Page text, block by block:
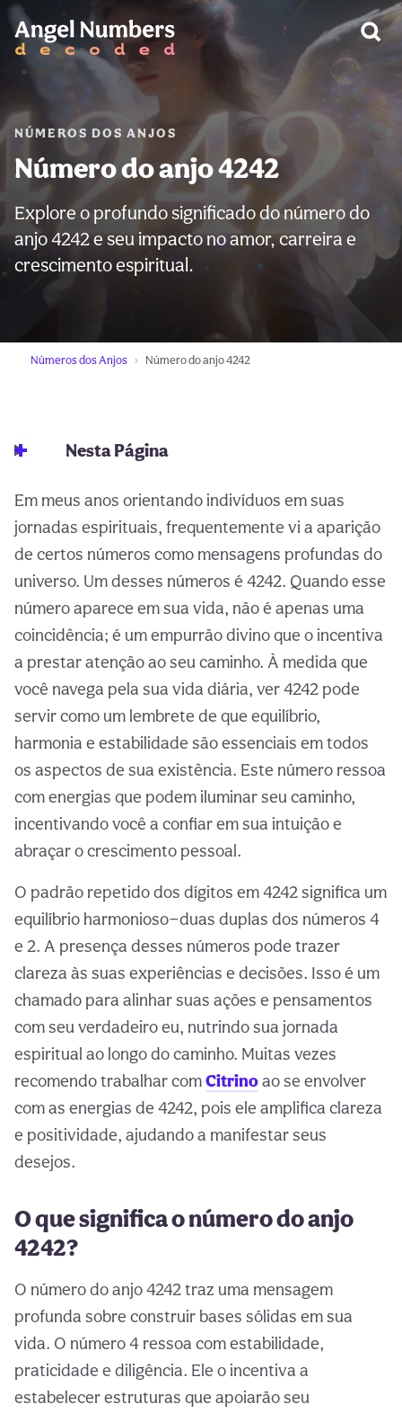
NÚMEROS DOS ANJOS
Número do anjo 4242
Explore o profundo significado do número do
anjo 4242 e seu impacto no amor, carreira e
crescimento espiritual.
Números dos Anjos Número do anjo 4242
Nesta Página
Em meus anos orientando indivíduos em suas
jornadas espirituais, frequentemente vi a aparição
de certos números como mensagens profundas do
universo. Um desses números é 4242. Quando esse
número aparece em sua vida, não é apenas uma
coincidência; é um empurrão divino que o incentiva
a prestar atenção ao seu caminho. À medida que
você navega pela sua vida diária, ver 4242 pode
servir como um lembrete de que equilíbrio,
harmonia e estabilidade são essenciais em todos
os aspectos de sua existência. Este número ressoa
com energias que podem iluminar seu caminho,
incentivando você a confiar em sua intuição e
abraçar o crescimento pessoal.
O padrão repetido dos dígitos em 4242 significa um
equilíbrio harmonioso—duas duplas dos números 4
e 2. A presença desses números pode trazer
clareza às suas experiências e decisões. Isso é um
chamado para alinhar suas ações e pensamentos
com seu verdadeiro eu, nutrindo sua jornada
espiritual ao longo do caminho. Muitas vezes
recomendo trabalhar comCitrinoao se envolver
com as energias de 4242, pois ele amplifica clareza
e positividade, ajudando a manifestar seus
desejos.
O que significa o número do anjo
4242?
O número do anjo 4242 traz uma mensagem
profunda sobre construir bases sólidas em sua
vida. O número 4 ressoa com estabilidade,
praticidade e diligência. Ele o incentiva a
estabelecer estruturas que apoiarão seu
AVISO: